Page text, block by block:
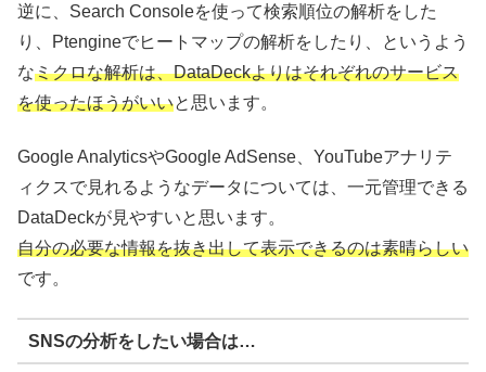
逆に、Search Consoleを使って検索順位の解析をした
り、Ptengineでヒートマップの解析をしたり、というよう
なミクロな解析は、DataDeckよりはそれぞれのサービス
を使ったほうがいいと思います。
Google AnalyticsやGoogle AdSense、YouTubeアナリテ
ィクスで見れるようなデータについては、一元管理できる
DataDeckが見やすいと思います。
自分の必要な情報を抜き出して表示できるのは素晴らしい
です。
SNSの分析をしたい場合は…